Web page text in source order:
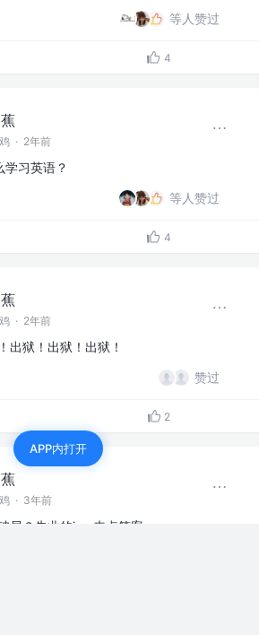
等人赞过
4
· 2年前
习英语？
等人赞过
4
· 2年前
出狱！出狱！出狱！
赞过
2
· 3年前
局？失业的jym来点答案
APP内打开